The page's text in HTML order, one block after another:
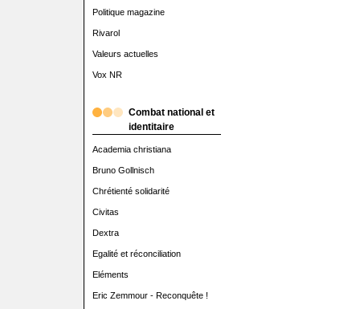
Politique magazine
Rivarol
Valeurs actuelles
Vox NR
Combat national et
identitaire
Academia christiana
Bruno Gollnisch
Chrétienté solidarité
Civitas
Dextra
Egalité et réconciliation
Eléments
Eric Zemmour - Reconquête !